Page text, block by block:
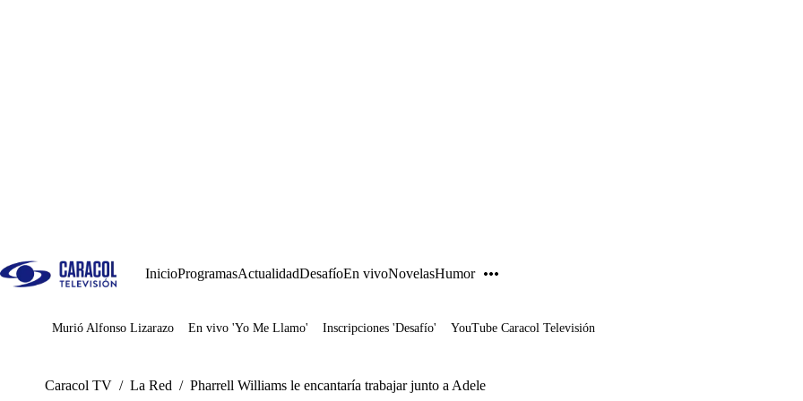
InicioProgramasActualidadDesafíoEn vivoNovelasHumor
Juegos
Murió Alfonso Lizarazo En vivo 'Yo Me Llamo' Inscripciones 'Desafío' YouTube Caracol Televisión
Caracol TV / La Red / Pharrell Williams le encantaría trabajar junto a Adele